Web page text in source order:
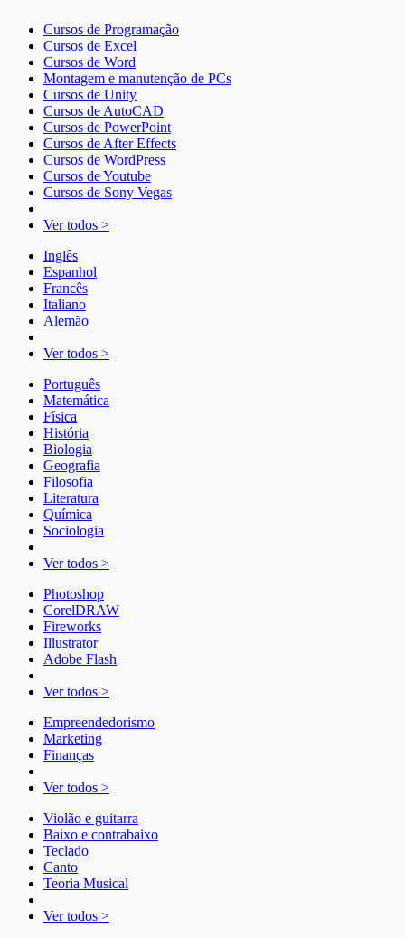
Cursos de Programação
Cursos de Excel
Cursos de Word
Montagem e manutenção de PCs
Cursos de Unity
Cursos de AutoCAD
Cursos de PowerPoint
Cursos de After Effects
Cursos de WordPress
Cursos de Youtube
Cursos de Sony Vegas
Ver todos >
Inglês
Espanhol
Francês
Italiano
Alemão
Ver todos >
Português
Matemática
Física
História
Biologia
Geografia
Filosofia
Literatura
Química
Sociologia
Ver todos >
Photoshop
CorelDRAW
Fireworks
Illustrator
Adobe Flash
Ver todos >
Empreendedorismo
Marketing
Finanças
Ver todos >
Violão e guitarra
Baixo e contrabaixo
Teclado
Canto
Teoria Musical
Ver todos >